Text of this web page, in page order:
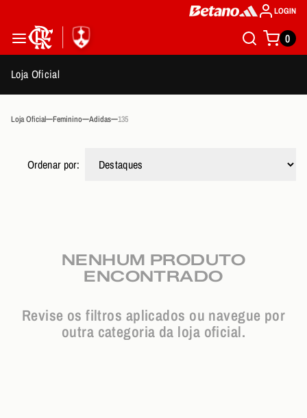
LOGIN
0
Loja Oficial
Loja Oficial Feminino Adidas 135
Ordenar por:
NENHUM PRODUTO
ENCONTRADO
Revise os filtros aplicados ou navegue por
outra categoria da loja oficial.